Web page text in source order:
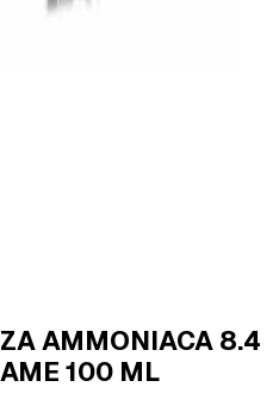
AMMONIACA 8.4
100 ML